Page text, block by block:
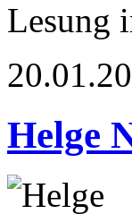
Lesung
Helge